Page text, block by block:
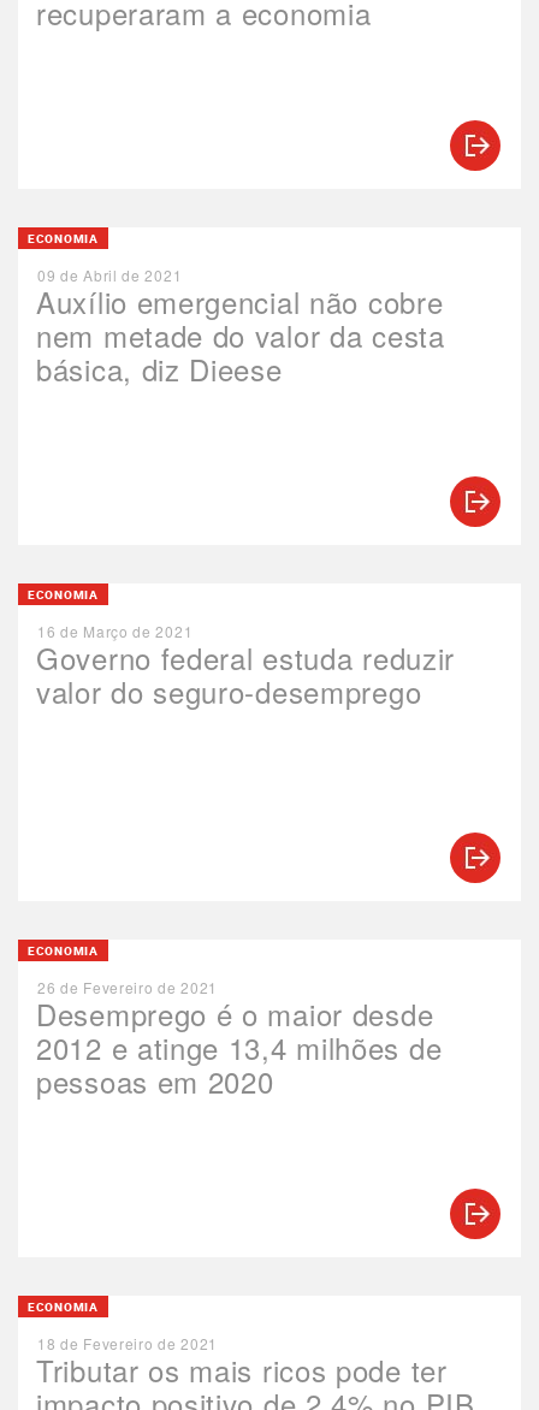
recuperaram a economia
Auxílio emergencial não cobre
nem metade do valor da cesta
básica, diz Dieese
ECONOMIA
09 de Abril de 2021
Governo federal estuda reduzir
valor do seguro-desemprego
ECONOMIA
16 de Março de 2021
Desemprego é o maior desde
2012 e atinge 13,4 milhões de
pessoas em 2020
ECONOMIA
26 de Fevereiro de 2021
Tributar os mais ricos pode ter
ECONOMIA
18 de Fevereiro de 2021